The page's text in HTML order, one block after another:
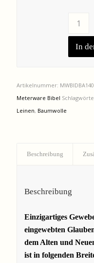
In
Artikelnummer:
Meterware Bibel
Leinen, Baumwolle
Beschreibung
Beschreibung
Einzigartiges
eingewebten
dem Alten und
ist in folgenden